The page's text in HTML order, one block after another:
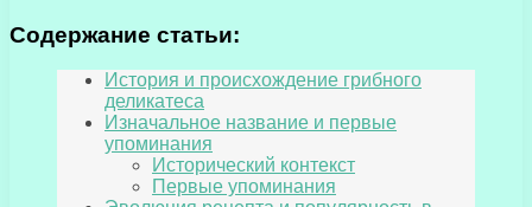
Содержание статьи:
История и происхождение грибного
деликатеса
Изначальное название и первые
упоминания
Исторический контекст
Первые упоминания